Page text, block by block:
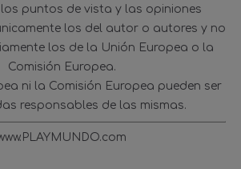
puntos de vista y las opiniones
los del autor o autores y no
los de la Unión Europea o la
Comisión Europea.
ni la Comisión Europea pueden ser
responsables de las mismas.